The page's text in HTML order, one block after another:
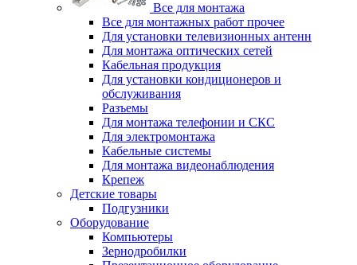
Все для монтажа
Все для монтажных работ прочее
Для установки телевизионных антенн
Для монтажа оптических сетей
Кабельная продукция
Для установки кондиционеров и
обслуживания
Разъемы
Для монтажа телефонии и СКС
Для электромонтажа
Кабельные системы
Для монтажа видеонаблюдения
Крепеж
Детские товары
Подгузники
Оборудование
Компьютеры
Зернодробилки